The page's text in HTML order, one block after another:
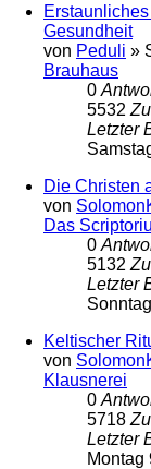
Gesundheit
von Peduli »
Brauhaus
0
5532
Letzter
Die Christen
von
Das
0
5132
Letzter
Keltischer
von
Klausnerei
0
5718
Letzter
Montag